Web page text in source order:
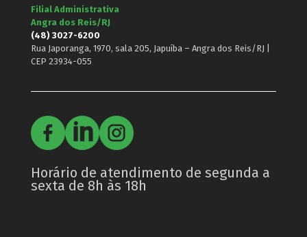
Filial Administrativa
Angra dos Reis/RJ
(48) 3027-6200
Rua Japoranga, 1970, sala 205, Japuíba – Angra dos Reis/RJ |
CEP 23934-055
Horário de atendimento de segunda a
sexta de 8h às 18h